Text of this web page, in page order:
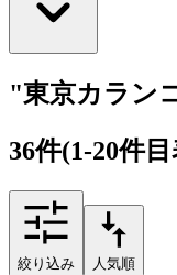
"東京カラン
36件(1-20件
絞り込み 人気順